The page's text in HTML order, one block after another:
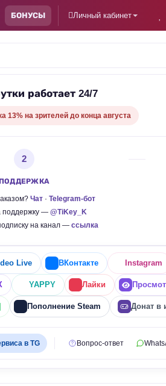
БОНУСЫ Личный кабинет
работает 24/7
13% на зрителей до конца августа
2
ПОДДЕРЖКА
Чат · Telegram-бот
— @TiKey_K
на канал — ссылка
Live ВКонтакте Instagram
YAPPY Лайки
Пополнение Steam Донат в
в TG Вопрос-ответ